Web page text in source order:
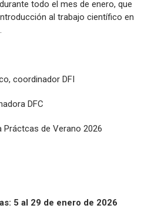
todo el mes de enero, que
al trabajo científico en
coordinador DFI
DFC
Práctcas de Verano 2026
5 al 29 de enero de 2026